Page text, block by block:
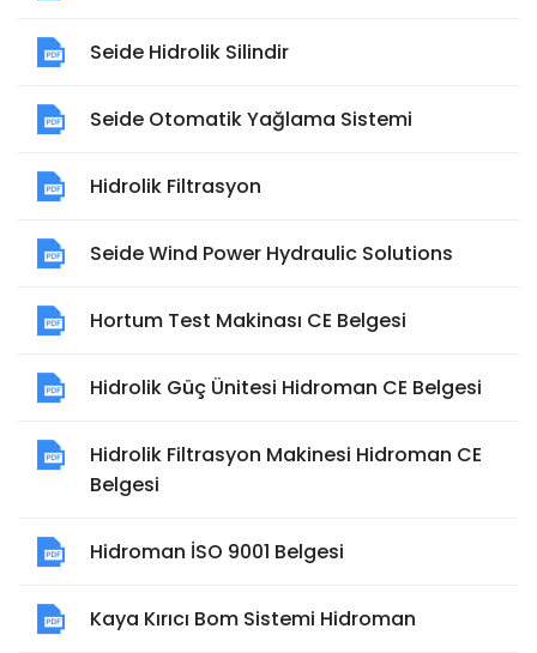
Seide Hidrolik Silindir
Seide Otomatik Yağlama Sistemi
Hidrolik Filtrasyon
Seide Wind Power Hydraulic Solutions
Hortum Test Makinası CE Belgesi
Hidrolik Güç Ünitesi Hidroman CE Belgesi
Hidrolik Filtrasyon Makinesi Hidroman CE
Belgesi
Hidroman İSO 9001 Belgesi
Kaya Kırıcı Bom Sistemi Hidroman